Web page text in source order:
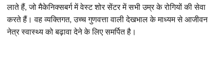
लाते हैं, जो मैकेनिक्सबर्ग में वेस्ट शोर सेंटर में सभी उम्र के रोगियों की सेवा
करते हैं। वह व्यक्तिगत, उच्च गुणवत्ता वाली देखभाल के माध्यम से आजीवन
नेत्र स्वास्थ्य को बढ़ावा देने के लिए समर्पित है।